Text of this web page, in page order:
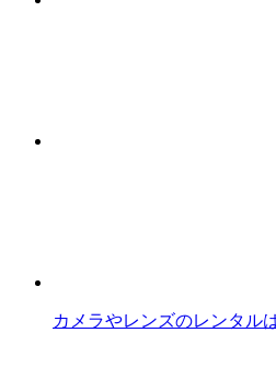
カメラやレンズのレンタル